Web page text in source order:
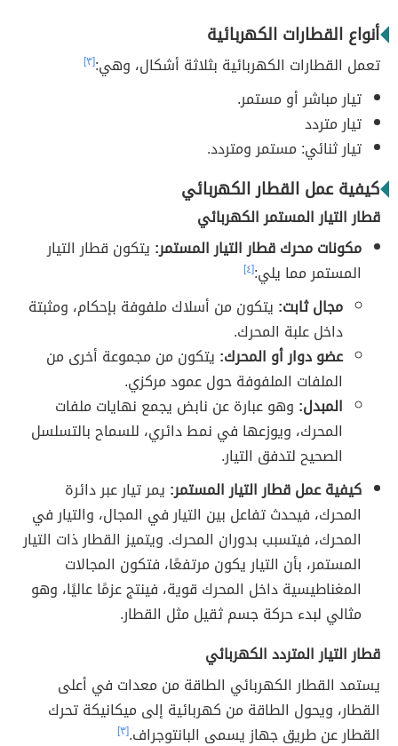
أنواع القطارات الكهربائية
تعمل القطارات الكهربائية بثلاثة أشكال، وهي:[٣]
تيار مباشر أو مستمر.
تيار متردد
تيار ثنائي: مستمر ومتردد.
كيفية عمل القطار الكهربائي
قطار التيار المستمر الكهربائي
مكونات محرك قطار التيار المستمر: يتكون قطار التيار
المستمر مما يلي:[٤]
مجال ثابت: يتكون من أسلاك ملفوفة بإحكام، ومثبتة
داخل علبة المحرك.
عضو دوار أو المحرك: يتكون من مجموعة أخرى من
الملفات الملفوفة حول عمود مركزي.
المبدل: وهو عبارة عن نابض يجمع نهايات ملفات
المحرك، ويوزعها في نمط دائري، للسماح بالتسلسل
الصحيح لتدفق التيار.
كيفية عمل قطار التيار المستمر: يمر تيار عبر دائرة
المحرك، فيحدث تفاعل بين التيار في المجال، والتيار في
المحرك، فيتسبب بدوران المحرك. ويتميز القطار ذات التيار
المستمر، بأن التيار يكون مرتفعًا، فتكون المجالات
المغناطيسية داخل المحرك قوية، فينتج عزمًا عاليًا، وهو
مثالي لبدء حركة جسم ثقيل مثل القطار.
قطار التيار المتردد الكهربائي
يستمد القطار الكهربائي الطاقة من معدات في أعلى
القطار، ويحول الطاقة من كهربائية إلى ميكانيكة تحرك
القطار عن طريق جهاز يسمى البانتوجراف.[٣]